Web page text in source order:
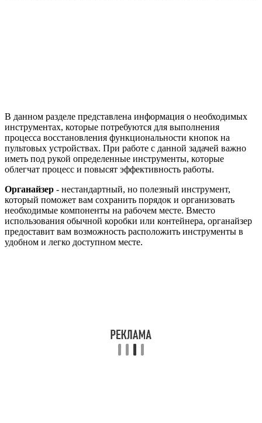
В данном разделе представлена информация о необходимых
инструментах, которые потребуются для выполнения
процесса восстановления функциональности кнопок на
пультовых устройствах. При работе с данной задачей важно
иметь под рукой определенные инструменты, которые
облегчат процесс и повысят эффективность работы.
Органайзер - нестандартный, но полезный инструмент,
который поможет вам сохранить порядок и организовать
необходимые компоненты на рабочем месте. Вместо
использования обычной коробки или контейнера, органайзер
предоставит вам возможность расположить инструменты в
удобном и легко доступном месте.